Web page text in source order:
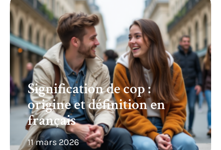
Signification de cop :
origine et définition en
français
11 mars 2026